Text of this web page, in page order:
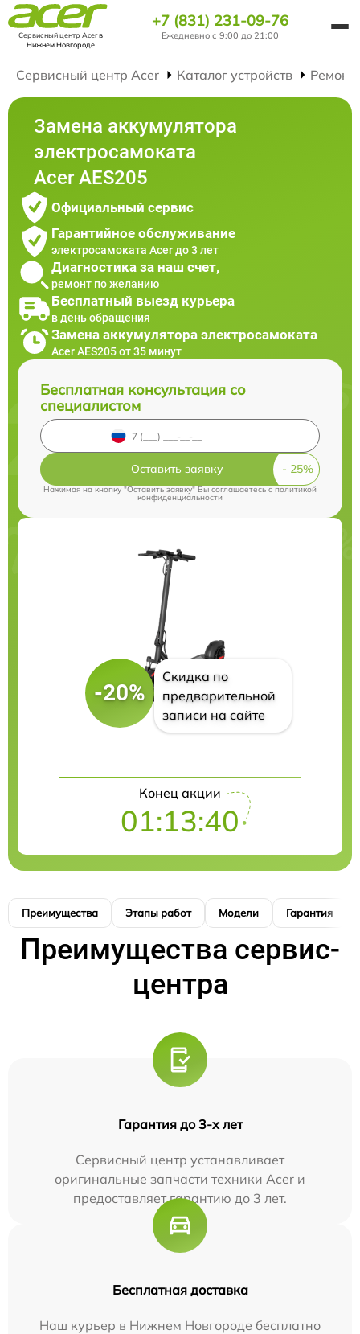
Сервисный центр Acerв
Нижнем Новгороде
+7 (831) 231-09-76
Ежедневно с 9:00 до 21:00
Сервисный центр Acer Каталог устройств Ремонт
Замена аккумулятора
электросамоката
Acer AES205
Официальный сервис
Гарантийное обслуживание
электросамоката Acer до 3 лет
Диагностика за наш счет,
ремонт по желанию
Бесплатный выезд курьера
в день обращения
Замена аккумулятора электросамоката
Acer AES205 от 35 минут
Бесплатная консультация со
специалистом
Оставить заявку
Нажимая на кнопку "Оставить заявку" Вы соглашаетесь cполитикой
конфиденциальности
-20%
Скидка по
предварительной
записи на сайте
Конец акции
01:13:39
Преимущества Этапы работ Модели Гарантия
Преимущества сервис-
центра
Гарантия до 3-х лет
Сервисный центр устанавливает
оригинальные запчасти техники Acer и
предоставляет гарантию до 3 лет.
Бесплатная доставка
Наш курьер в Нижнем Новгороде бесплатно